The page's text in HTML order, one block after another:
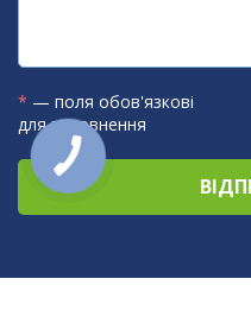
* — поля обов'язкові
для заповнення